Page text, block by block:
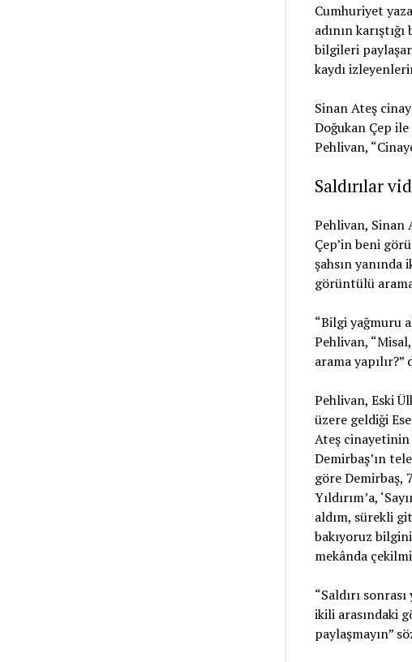
Cumhuriyet
adının
bilgileri
kaydı
Sinan Ateş
Doğukan Çep
Pehlivan,
Saldırılar
Pehlivan, Sinan
Çep’in beni
şahsın
görüntülü
“Bilgi yağmuru
Pehlivan,
arama yapılır?”
Pehlivan, Eski
üzere geldiği
Ateş cinayetinin
Demirbaş’ın
göre Demirbaş,
Yıldırım’a,
aldım, sürekli
bakıyoruz
mekânda
“Saldırı
ikili arasındaki
paylaşmayın”